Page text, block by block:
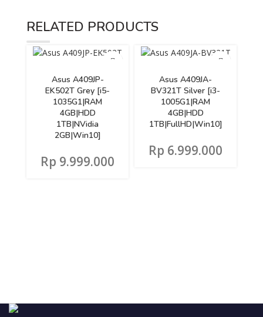
RELATED PRODUCTS
Asus A409JP-
EK502T Grey [i5-
1035G1|RAM
4GB|HDD
1TB|NVidia
2GB|Win10]
Rp 9.999.000
Asus A409JA-
BV321T Silver [i3-
1005G1|RAM
4GB|HDD
1TB|FullHD|Win10]
Rp 6.999.000